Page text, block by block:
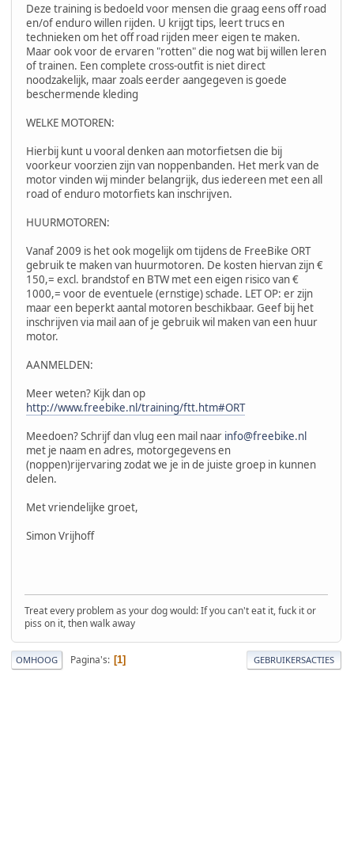
Deze training is bedoeld voor mensen die graag eens off road
en/of enduro willen rijden. U krijgt tips, leert trucs en
technieken om het off road rijden meer eigen te maken.
Maar ook voor de ervaren "rotten" die nog wat bij willen leren
of trainen. Een complete cross-outfit is niet direct
noodzakelijk, maar zoals eerder aangegeven is goede
beschermende kleding
WELKE MOTOREN:
Hierbij kunt u vooral denken aan motorfietsen die bij
voorkeur voorzien zijn van noppenbanden. Het merk van de
motor vinden wij minder belangrijk, dus iedereen met een all
road of enduro motorfiets kan inschrijven.
HUURMOTOREN:
Vanaf 2009 is het ook mogelijk om tijdens de FreeBike ORT
gebruik te maken van huurmotoren. De kosten hiervan zijn €
150,= excl. brandstof en BTW met een eigen risico van €
1000,= voor de eventuele (ernstige) schade. LET OP: er zijn
maar een beperkt aantal motoren beschikbaar. Geef bij het
inschrijven via mail aan of je gebruik wil maken van een huur
motor.
AANMELDEN:
Meer weten? Kijk dan op
http://www.freebike.nl/training/ftt.htm#ORT
Meedoen? Schrijf dan vlug een mail naar info@freebike.nl
met je naam en adres, motorgegevens en
(noppen)rijervaring zodat we je in de juiste groep in kunnen
delen.
Met vriendelijke groet,
Simon Vrijhoff
Treat every problem as your dog would: If you can't eat it, fuck it or
piss on it, then walk away
OMHOOG Pagina's 1 GEBRUIKERSACTIES